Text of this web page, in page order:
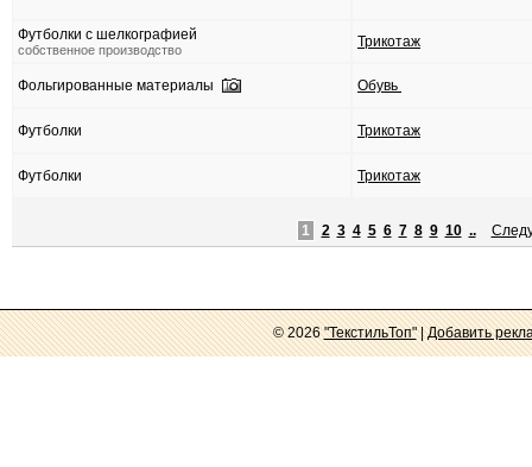
Футболки с шелкографией
собственное производство Трикотаж
Фольгированные материалы Обувь
Футболки Трикотаж
Футболки Трикотаж
1 2 3 4 5 6 7 8 9 10 ..
© 2026"ТекстильТоп"|Добавить